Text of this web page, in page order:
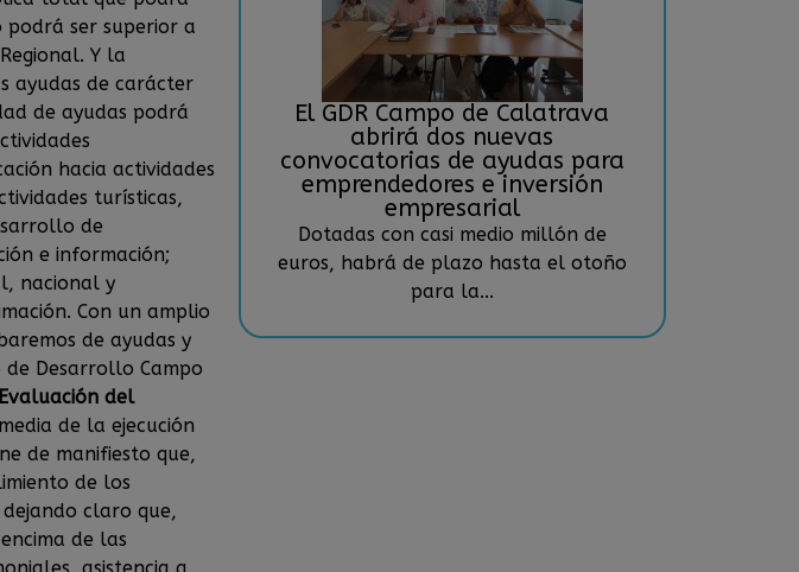
ser superior a
Y la
ayudas de carácter
de ayudas podrá
hacia actividades
turísticas,
de
e información;
nacional y
Con un amplio
de ayudas y
Desarrollo Campo
del
de la ejecución
de manifiesto que,
de los
claro que,
de las
El GDR Campo de Calatrava
abrirá dos nuevas
convocatorias de ayudas para
emprendedores e inversión
empresarial
Dotadas con casi medio millón de
euros, habrá de plazo hasta el otoño
para la...